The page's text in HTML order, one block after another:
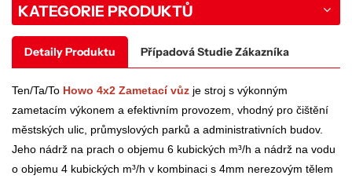
KATEGORIE PRODUKTŮ
Detaily Produktu Případová Studie Zákazníka
Ten/Ta/To Howo 4x2 Zametací vůz je stroj s výkonným
zametacím výkonem a efektivním provozem, vhodný pro čištění
městských ulic, průmyslových parků a administrativních budov.
Jeho nádrž na prach o objemu 6 kubických m³/h a nádrž na vodu
o objemu 4 kubických m³/h v kombinaci s 4mm nerezovým tělem